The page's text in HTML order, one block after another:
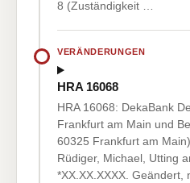
8 (Zuständigkeit …
VERÄNDERUNGEN
HRA 16068
HRA 16068: DekaBank
Frankfurt am Main und
60325 Frankfurt am
Rüdiger, Michael, Utting
*XX.XX.XXXX. Geändert,